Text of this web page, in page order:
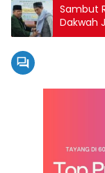
Sambut
Dakwah
Daerah.